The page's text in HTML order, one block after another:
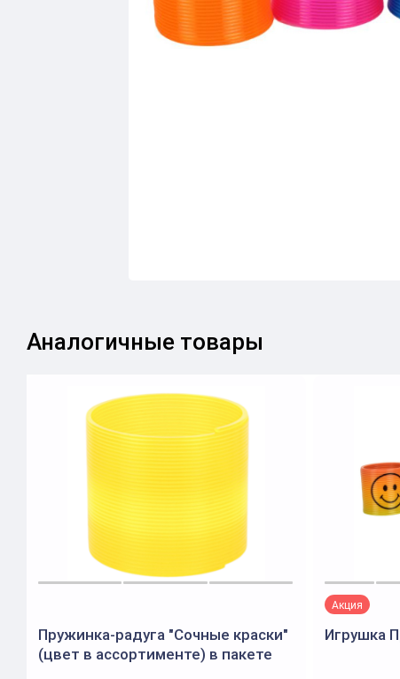
Аналогичные товары
Пружинка-радуга "Сочные краски"
(цвет в ассортименте) в пакете
Акция
Игрушка